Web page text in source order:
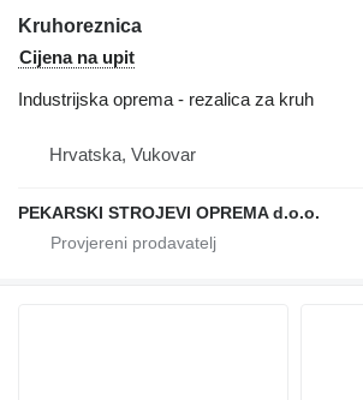
Kruhoreznica
Cijena na upit
Industrijska oprema - rezalica za kruh
Hrvatska, Vukovar
PEKARSKI STROJEVI OPREMA d.o.o.